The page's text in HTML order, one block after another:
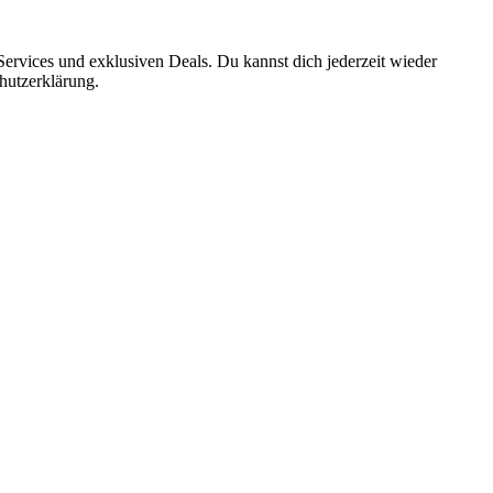
und exklusiven Deals. Du kannst dich jederzeit wieder